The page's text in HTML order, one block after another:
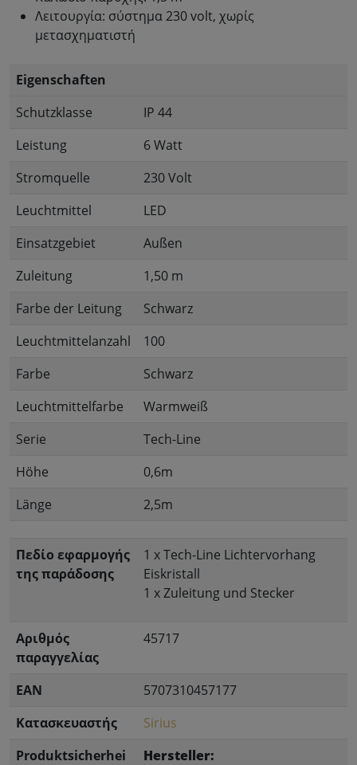
Λειτουργία: σύστημα 230 volt, χωρίς
μετασχηματιστή
Eigenschaften
Schutzklasse
IP 44
Leistung
6 Watt
Stromquelle
230 Volt
Leuchtmittel
LED
Einsatzgebiet
Außen
Zuleitung
1,50 m
Farbe der Leitung
Schwarz
Leuchtmittelanzahl
100
Farbe
Schwarz
Leuchtmittelfarbe
Warmweiß
Serie
Tech-Line
Höhe
0,6m
Länge
2,5m
Πεδίο εφαρμογής
της παράδοσης
1 x Tech-Line Lichtervorhang
Eiskristall
1 x Zuleitung und Stecker
Αριθμός
παραγγελίας
45717
EAN
5707310457177
Κατασκευαστής
Sirius
Produktsicherhei
Hersteller: